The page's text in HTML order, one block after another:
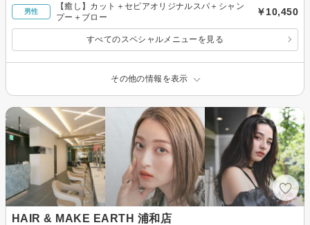
男性
【癒し】カット＋セピアオリジナルスパ＋シャン
プー＋ブロー
￥10,450
すべてのスペシャルメニューを見る
その他の情報を表示
HAIR & MAKE EARTH 浦和店